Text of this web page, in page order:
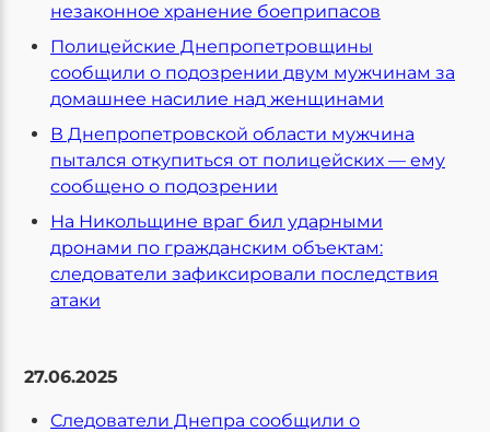
незаконное хранение боеприпасов
Полицейские Днепропетровщины
сообщили о подозрении двум мужчинам за
домашнее насилие над женщинами
В Днепропетровской области мужчина
пытался откупиться от полицейских — ему
сообщено о подозрении
На Никольщине враг бил ударными
дронами по гражданским объектам:
следователи зафиксировали последствия
атаки
27.06.2025
Следователи Днепра сообщили о